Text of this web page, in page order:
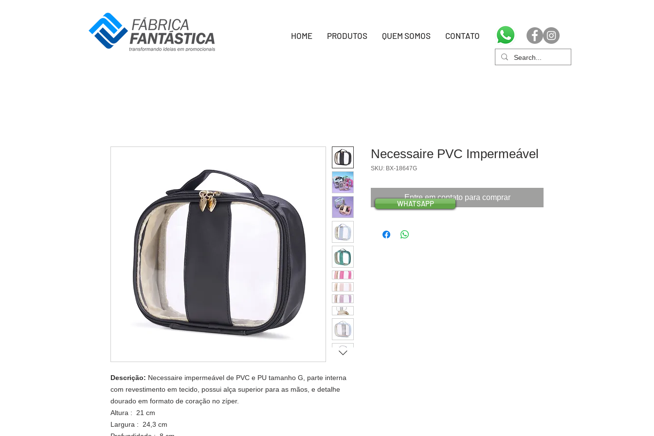
HOME PRODUTOS QUEM SOMOS CONTATO
Descrição: Necessaire impermeável de PVC e PU tamanho G, parte interna
com revestimento em tecido, possui alça superior para as mãos, e detalhe
dourado em formato de coração no zíper.
Altura : 21 cm
Largura : 24,3 cm
Necessaire PVC Impermeável
SKU: BX-18647G
Entre em contato para comprar
WHATSAPP